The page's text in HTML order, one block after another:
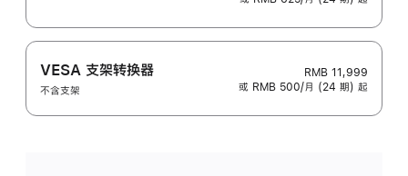
VESA 支架转换器
不含支架
RMB 11,999
或 RMB 500/月 (24 期) 起